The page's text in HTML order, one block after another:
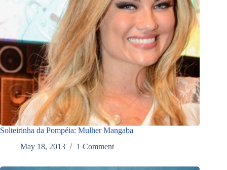
Solteirinha da Pompéia: Mulher Mangaba
May 18, 2013
1 Comment